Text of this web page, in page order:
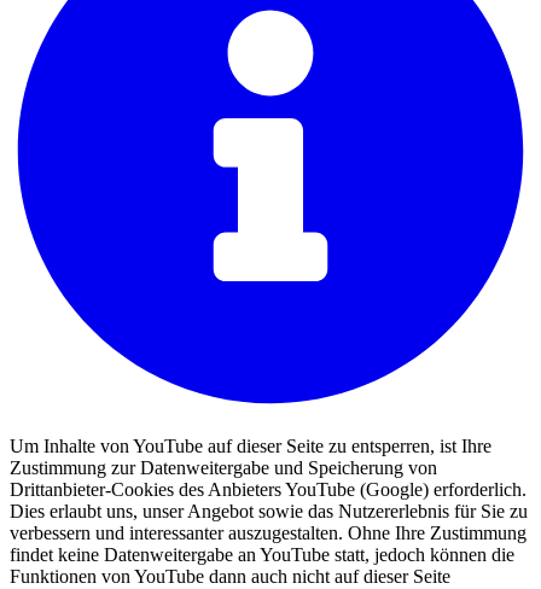
Um Inhalte von YouTube auf dieser Seite zu entsperren, ist Ihre
Zustimmung zur Datenweitergabe und Speicherung von
Drittanbieter-Cookies des Anbieters YouTube (Google) erforderlich.
Dies erlaubt uns, unser Angebot sowie das Nutzererlebnis für Sie zu
verbessern und interessanter auszugestalten. Ohne Ihre Zustimmung
findet keine Datenweitergabe an YouTube statt, jedoch können die
Funktionen von YouTube dann auch nicht auf dieser Seite